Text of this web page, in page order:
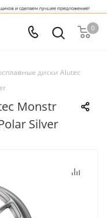
0
диски Alutec
Monstr
Silver